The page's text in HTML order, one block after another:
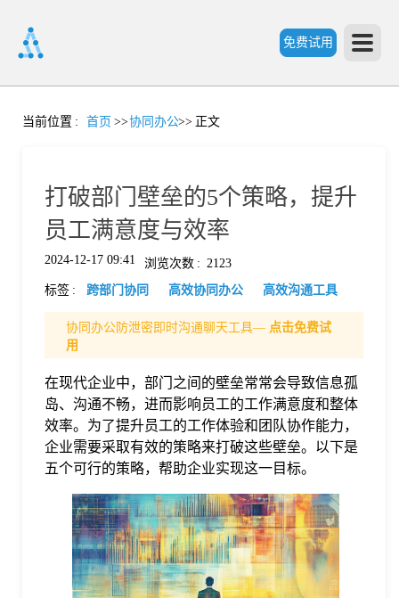
免费试用
首
价
格
当前位置 : 首页 >>协同办公>> 正文
打破部门壁垒的5个策略，提升
员工满意度与效率
2024-12-17 09:41 浏览次数 : 2123
标签 : 跨部门协同 高效协同办公 高效沟通工具
协同办公防泄密即时沟通聊天工具— 点击免费试
用
在现代企业中，部门之间的壁垒常常会导致信息孤
岛、沟通不畅，进而影响员工的工作满意度和整体
效率。为了提升员工的工作体验和团队协作能力，
企业需要采取有效的策略来打破这些壁垒。以下是
五个可行的策略，帮助企业实现这一目标。